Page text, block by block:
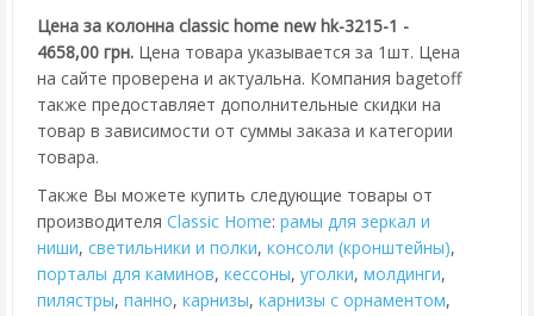
Цена за колонна classic home new hk-3215-1 -
4658,00 грн. Цена товара указывается за 1шт. Цена
на сайте проверена и актуальна. Компания bagetoff
также предоставляет дополнительные скидки на
товар в зависимости от суммы заказа и категории
товара.
Также Вы можете купить следующие товары от
производителя Classic Home: рамы для зеркал и
ниши, cветильники и полки, консоли (кронштейны),
порталы для каминов, кессоны, уголки, молдинги,
пилястры, панно, карнизы, карнизы с орнаментом,